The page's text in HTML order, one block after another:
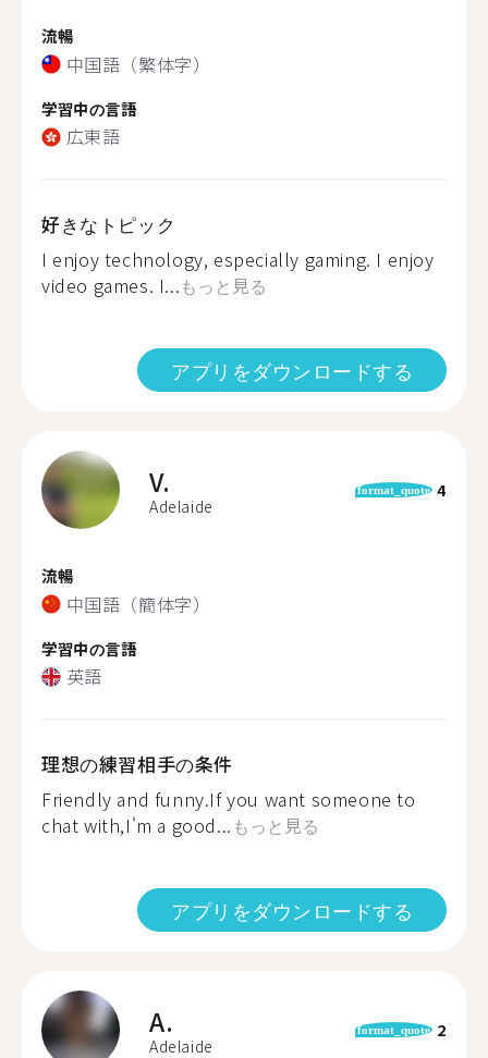
流暢
中国語（繁体字）
学習中の言語
広東語
好きなトピック
I enjoy technology, especially gaming. I enjoy
video games. I...もっと見る
アプリをダウンロードする
V.
Adelaide
format_quote 4
流暢
中国語（簡体字）
学習中の言語
英語
理想の練習相手の条件
Friendly and funny.If you want someone to
chat with,I'm a good... もっと見る
アプリをダウンロードする
A.
Adelaide
format_quote 2